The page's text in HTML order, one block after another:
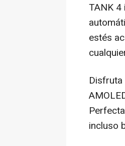
TANK
estés
incluso